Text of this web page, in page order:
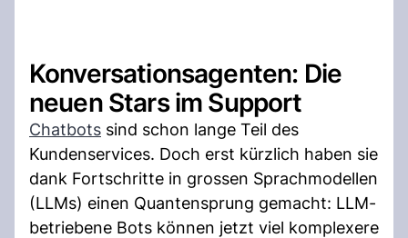
Konversationsagenten: Die
neuen Stars im Support
Chatbots sind schon lange Teil des
Kundenservices. Doch erst kürzlich haben sie
dank Fortschritte in grossen Sprachmodellen
(LLMs) einen Quantensprung gemacht: LLM-
betriebene Bots können jetzt viel komplexere